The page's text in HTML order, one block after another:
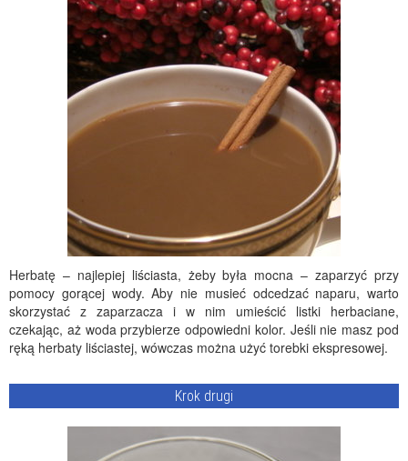
Herbatę – najlepiej liściasta, żeby była mocna – zaparzyć przy
pomocy gorącej wody. Aby nie musieć odcedzać naparu, warto
skorzystać z zaparzacza i w nim umieścić listki herbaciane,
czekając, aż woda przybierze odpowiedni kolor. Jeśli nie masz pod
ręką herbaty liściastej, wówczas można użyć torebki ekspresowej.
Krok drugi